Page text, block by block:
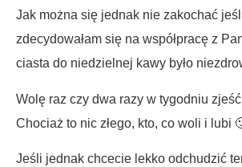
Jak można się jednak nie zakochać
zdecydowałam się na współpracę z
ciasta do niedzielnej kawy było
Wolę raz czy dwa razy w tygodniu
Chociaż to nic złego, kto, co woli i lubi
Jeśli jednak chcecie lekko odchudzić